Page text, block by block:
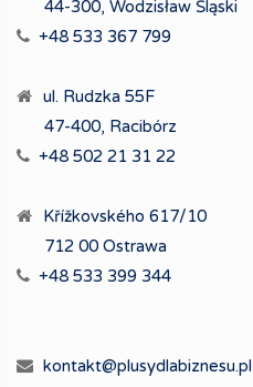
44-300, Wodzisław Śląski
+48 533 367 799
ul. Rudzka 55F
47-400, Racibórz
+48 502 21 31 22
Křížkovského 617/10
712 00 Ostrawa
+48 533 399 344
kontakt@plusydlabiznesu.pl